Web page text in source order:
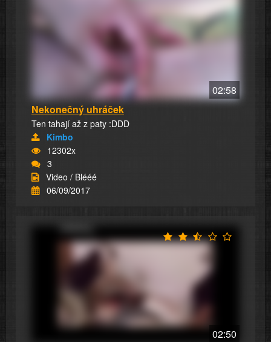
02:58
Nekonečný uhráček
Ten tahají až z paty :DDD
Kimbo
12302x
3
Video / Blééé
06/09/2017
02:50